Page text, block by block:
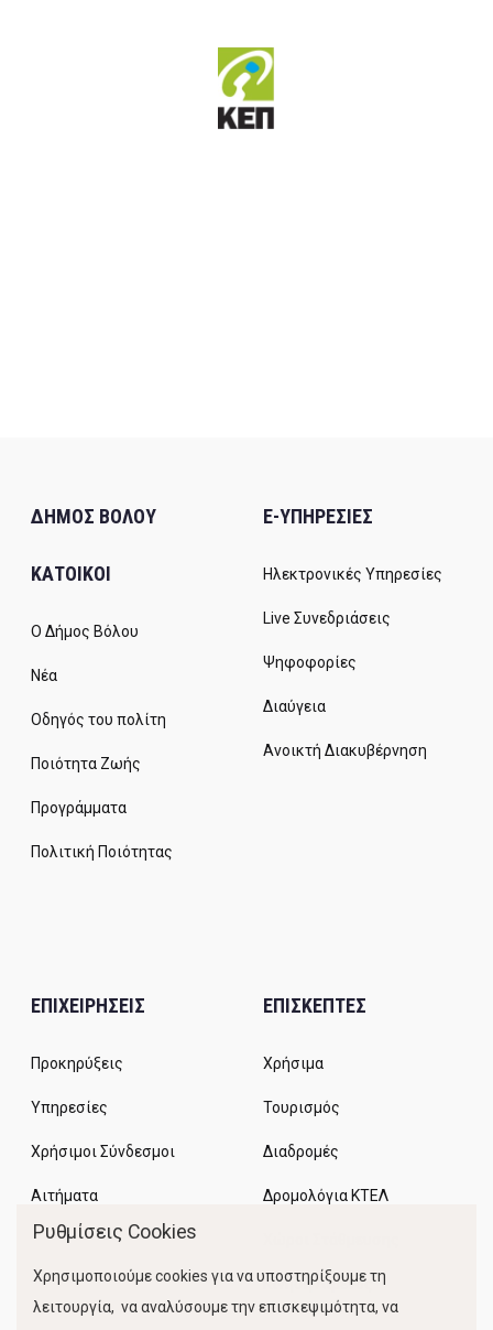
ΔΗΜΟΣ ΒΟΛΟΥ
ΚΑΤΟΙΚΟΙ
Ο Δήμος Βόλου
Νέα
Οδηγός του πολίτη
Ποιότητα Ζωής
Προγράμματα
Πολιτική Ποιότητας
E-ΥΠΗΡΕΣΙΕΣ
Ηλεκτρονικές Υπηρεσίες
Live Συνεδριάσεις
Ψηφοφορίες
Διαύγεια
Ανοικτή Διακυβέρνηση
ΕΠΙΧΕΙΡΗΣΕΙΣ
Προκηρύξεις
Υπηρεσίες
Χρήσιμοι Σύνδεσμοι
Αιτήματα
ΕΠΙΣΚΕΠΤΕΣ
Χρήσιμα
Τουρισμός
Διαδρομές
Δρομολόγια ΚΤΕΛ
Κίνηση Λιμένος
Ρυθμίσεις Cookies
Χρησιμοποιούμε cookies για να υποστηρίξουμε τη
λειτουργία, να αναλύσουμε την επισκεψιμότητα, να